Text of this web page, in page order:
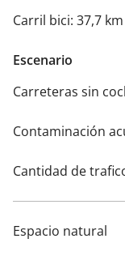
Carril bici: 37,7 km
Escenario
Carreteras sin
Contaminación
Cantidad de
Espacio natural